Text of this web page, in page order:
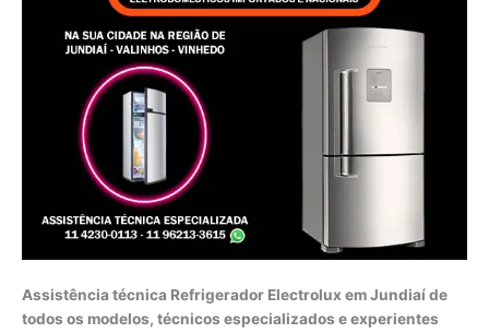
Assistência técnica Refrigerador Electrolux em Jundiaí de
todos os modelos, técnicos especializados e experientes